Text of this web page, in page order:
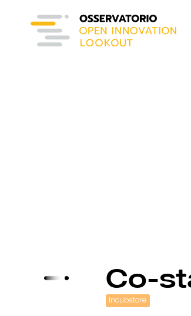
Co-
Incubatore